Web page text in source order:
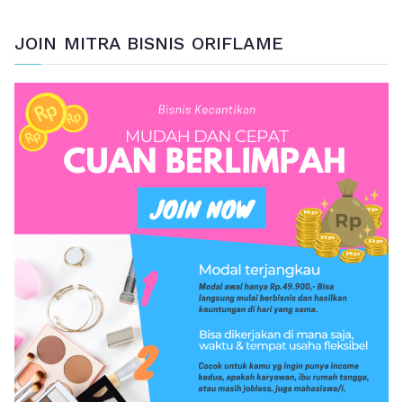
JOIN MITRA BISNIS ORIFLAME